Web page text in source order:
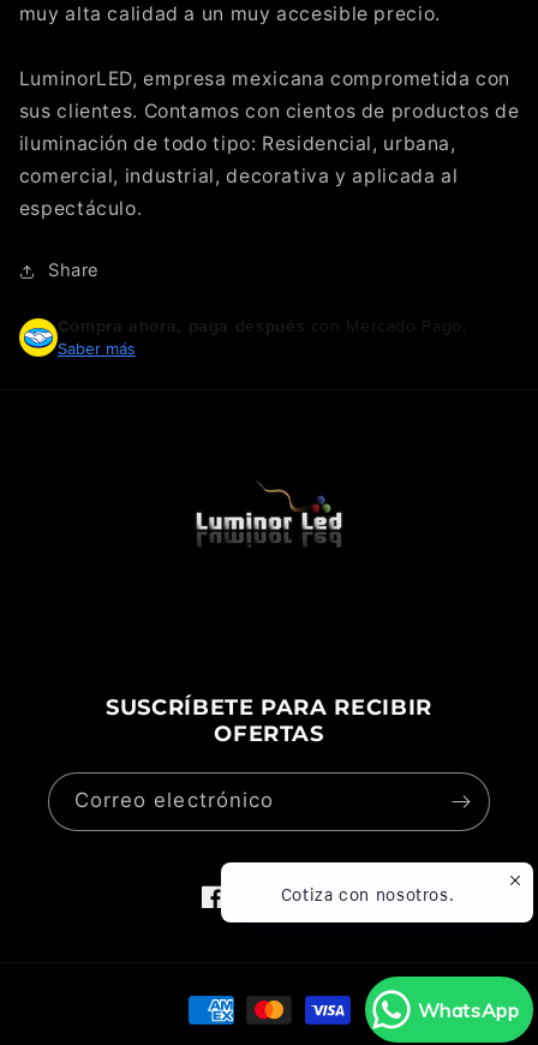
muy alta calidad a un muy accesible precio.
LuminorLED, empresa mexicana comprometida con
sus clientes. Contamos con cientos de productos de
iluminación de todo tipo: Residencial, urbana,
comercial, industrial, decorativa y aplicada al
espectáculo.
Share
Compra ahora, paga después con Mercado Pago.
Saber más
SUSCRÍBETE PARA RECIBIR
OFERTAS
Correo electrónico
Facebook
Formas
de
WhatsApp